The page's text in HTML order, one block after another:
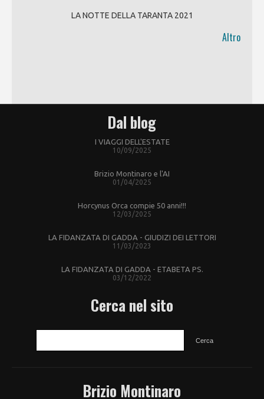
LA NOTTE DELLA TARANTA 2021
Altro
Dal blog
I VIAGGI DELL'ESTATE
10/09/2025
Brizio Montinaro e l'AI
01/04/2025
Horcynus Orca compie 50 anni!!!
12/03/2025
LA FIDANZATA DI GADDA - GIUDIZI DEI LETTORI
11/03/2023
LA FIDANZATA DI GADDA - ETABETA PS.
03/12/2022
Cerca nel sito
Brizio Montinaro